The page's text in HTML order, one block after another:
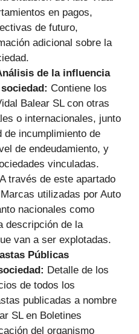
en pagos,
de futuro,
adicional sobre la
de la influencia
Contiene los
Balear SL con otras
o internacionales, junto
de incumplimiento de
de endeudamiento, y
vinculadas.
A través de este apartado
utilizadas por Auto
nacionales como
descripción de la
van a ser explotadas.
Públicas
Detalle de los
de todos los
publicadas a nombre
SL en Boletines
del organismo